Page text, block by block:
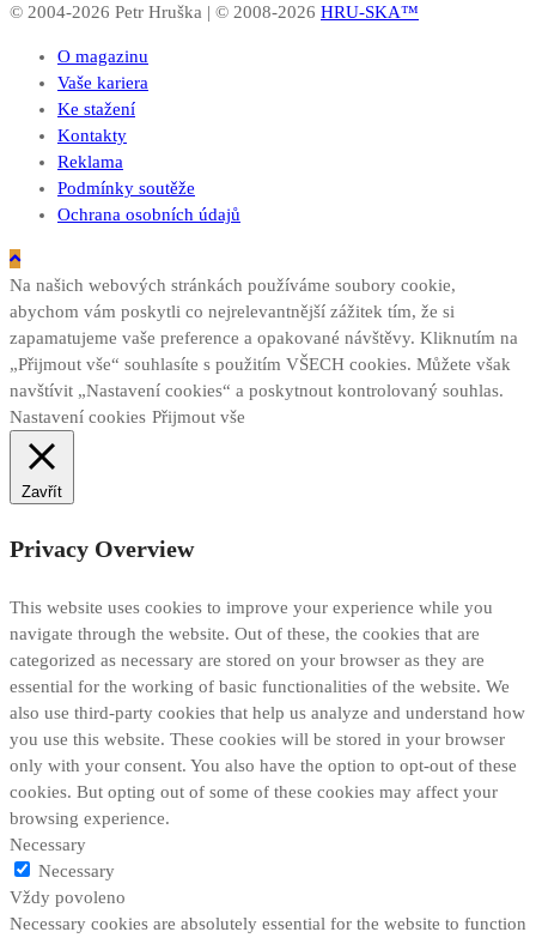
© 2004-2026 Petr Hruška | © 2008-2026 HRU-SKA™
O magazinu
Vaše kariera
Ke stažení
Kontakty
Reklama
Podmínky soutěže
Ochrana osobních údajů
Na našich webových stránkách používáme soubory cookie,
abychom vám poskytli co nejrelevantnější zážitek tím, že si
zapamatujeme vaše preference a opakované návštěvy. Kliknutím na
„Přijmout vše“ souhlasíte s použitím VŠECH cookies. Můžete však
navštívit „Nastavení cookies“ a poskytnout kontrolovaný souhlas.
Nastavení cookies Přijmout vše
Zavřít
Privacy Overview
This website uses cookies to improve your experience while you
navigate through the website. Out of these, the cookies that are
categorized as necessary are stored on your browser as they are
essential for the working of basic functionalities of the website. We
also use third-party cookies that help us analyze and understand how
you use this website. These cookies will be stored in your browser
only with your consent. You also have the option to opt-out of these
cookies. But opting out of some of these cookies may affect your
browsing experience.
Necessary
Necessary
Vždy povoleno
Necessary cookies are absolutely essential for the website to function